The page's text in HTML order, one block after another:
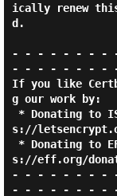
ically renew
d.
- - - - - - - -
- - - - - - - -
If you like
g our work by:
s://
s://eff.org/
- - - - - - - -